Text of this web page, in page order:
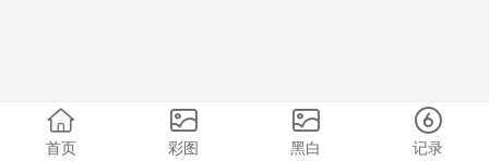
首页 彩图 黑白 记录